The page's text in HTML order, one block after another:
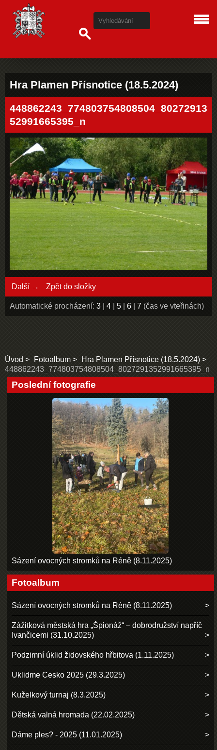
Hra Plamen Přísnotice (18.5.2024)
448862243_774803754808504_80272913
52991665395_n
Další → Zpět do složky
Automatické procházení: 3 4 5 6 7 (čas ve vteřinách)
Úvod Fotoalbum
Hra Plamen Přísnotice (18.5.2024)
448862243_774803754808504_8027291352991665395_n
Poslední fotografie
Sázení ovocných stromků na Réně (8.11.2025)
Fotoalbum
Sázení ovocných stromků na Réně (8.11.2025)
Zážitková městská hra „Špionáž“ – dobrodružství napříč
Ivančicemi (31.10.2025)
Podzimní úklid židovského hřbitova (1.11.2025)
Uklidme Cesko 2025 (29.3.2025)
Kuželkový turnaj (8.3.2025)
Dětská valná hromada (22.02.2025)
Dáme ples? - 2025 (11.01.2025)